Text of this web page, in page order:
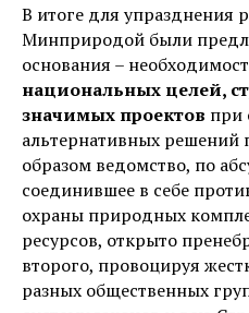
В итоге для упразднения
Минприродой были
основания –
национальных целей,
значимых проектов при
альтернативных
образом ведомство, по
соединившее в себе
охраны природных
ресурсов, открыто
второго, провоцируя
разных общественных